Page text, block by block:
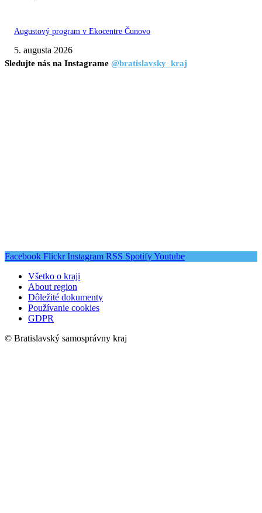
Augustový program v Ekocentre Čunovo
5. augusta 2026
Sledujte nás na Instagrame @bratislavsky_kraj
Facebook Flickr Instagram RSS SpotifyYoutube
Všetko o kraji
About region
Dôležité dokumenty
Používanie cookies
GDPR
© Bratislavský samosprávny kraj